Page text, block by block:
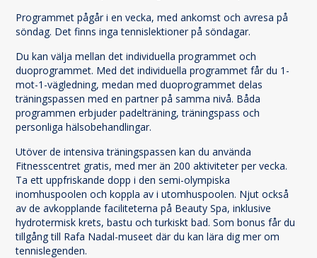
Programmet pågår i en vecka, med ankomst och avresa på
söndag. Det finns inga tennislektioner på söndagar.
Du kan välja mellan det individuella programmet och
duoprogrammet. Med det individuella programmet får du 1-
mot-1-vägledning, medan med duoprogrammet delas
träningspassen med en partner på samma nivå. Båda
programmen erbjuder padelträning, träningspass och
personliga hälsobehandlingar.
Utöver de intensiva träningspassen kan du använda
Fitnesscentret gratis, med mer än 200 aktiviteter per vecka.
Ta ett uppfriskande dopp i den semi-olympiska
inomhuspoolen och koppla av i utomhuspoolen. Njut också
av de avkopplande faciliteterna på Beauty Spa, inklusive
hydrotermisk krets, bastu och turkiskt bad. Som bonus får du
tillgång till Rafa Nadal-museet där du kan lära dig mer om
tennislegenden.